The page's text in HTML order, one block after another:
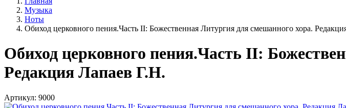
Музыка
Ноты
Обиход церковного пения.Часть II: Божественная Литургия для смешанного хора.
Обиход церковного пения.Часть II:
Редакция Лапаев Г.Н.
Артикул: 9000